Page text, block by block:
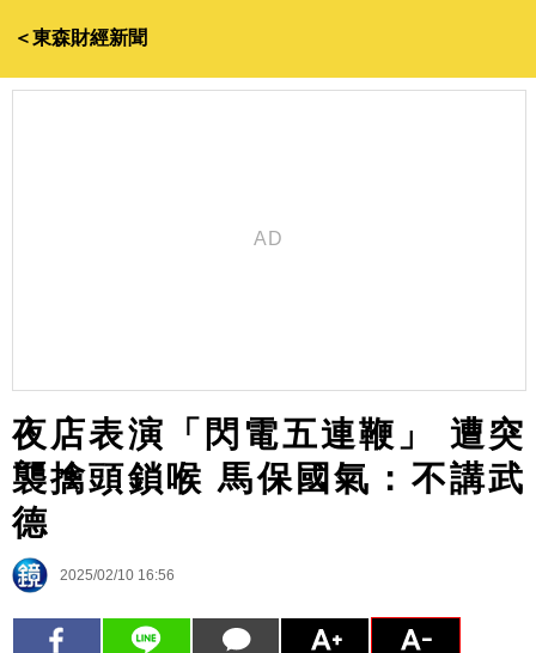
＜東森財經新聞
夜店表演「閃電五連鞭」 遭突
襲擒頭鎖喉 馬保國氣：不講武
德
2025/02/10 16:56